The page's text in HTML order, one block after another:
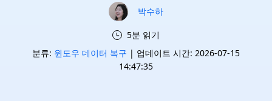
박수하
5분 읽기
분류: 윈도우 데이터 복구 | 업데이트 시간: 2026-07-15
14:47:35